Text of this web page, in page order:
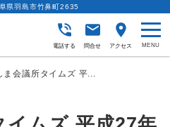
県羽島市竹鼻町2635
電話する 問合せ アクセス
ま会議所タイムズ 平...